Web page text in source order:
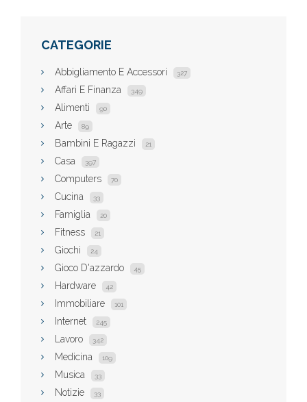
CATEGORIE
Abbigliamento E Accessori 327
Affari E Finanza 349
Alimenti 90
Arte 89
Bambini E Ragazzi 21
Casa 397
Computers 70
Cucina 33
Famiglia 20
Fitness 21
Giochi 24
Gioco D'azzardo 45
Hardware 42
Immobiliare 101
Internet 245
Lavoro 342
Medicina 109
Musica 33
Notizie 33